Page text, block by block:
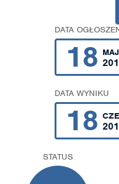
DATA
18
DATA WYNIKU
18
STATUS